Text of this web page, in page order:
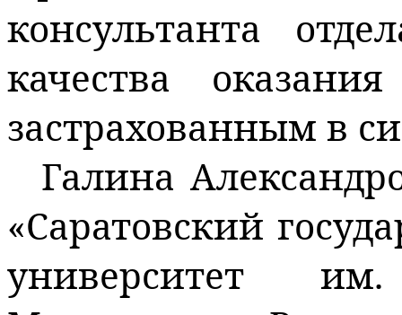
консультанта
качества
застрахованным в
Галина
«Саратовский
университет